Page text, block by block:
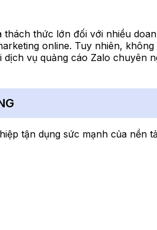
thức lớn đối với nhiều
online. Tuy nhiên,
vụ quảng cáo Zalo chuyên
tận dụng sức mạnh của nền